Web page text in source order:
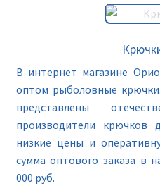
В интернет магазине
оптом рыболовные
представлены
производители крючков
низкие цены и
сумма оптового заказа в
000 руб.